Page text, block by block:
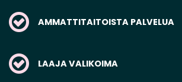
AMMATTITAITOISTA PALVELUA
LAAJA VALIKOIMA